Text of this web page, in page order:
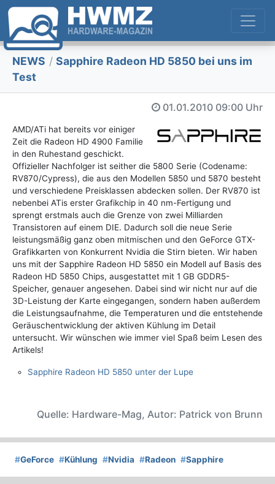
NEWS / Sapphire Radeon HD 5850 bei uns im
Test
01.01.2010 09:00 Uhr
AMD/ATi hat bereits vor einiger
Zeit die Radeon HD 4900 Familie
in den Ruhestand geschickt.
Offizieller Nachfolger ist seither die 5800 Serie (Codename:
RV870/Cypress), die aus den Modellen 5850 und 5870 besteht
und verschiedene Preisklassen abdecken sollen. Der RV870 ist
nebenbei ATis erster Grafikchip in 40 nm-Fertigung und
sprengt erstmals auch die Grenze von zwei Milliarden
Transistoren auf einem DIE. Dadurch soll die neue Serie
leistungsmäßig ganz oben mitmischen und den GeForce GTX-
Grafikkarten von Konkurrent Nvidia die Stirn bieten. Wir haben
uns mit der Sapphire Radeon HD 5850 ein Modell auf Basis des
Radeon HD 5850 Chips, ausgestattet mit 1 GB GDDR5-
Speicher, genauer angesehen. Dabei sind wir nicht nur auf die
3D-Leistung der Karte eingegangen, sondern haben außerdem
die Leistungsaufnahme, die Temperaturen und die entstehende
Geräuschentwicklung der aktiven Kühlung im Detail
untersucht. Wir wünschen wie immer viel Spaß beim Lesen des
Artikels!
Sapphire Radeon HD 5850 unter der Lupe
Quelle: Hardware-Mag, Autor: Patrick von Brunn
#GeForce #Kühlung #Nvidia #Radeon #Sapphire